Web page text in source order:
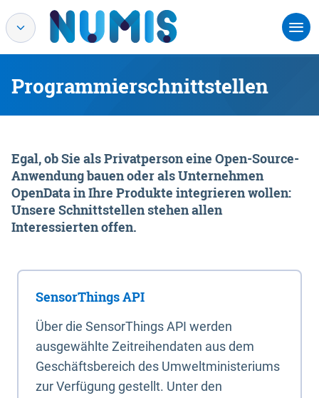
Programmierschnittstellen
Egal, ob Sie als Privatperson eine Open-Source-
Anwendung bauen oder als Unternehmen
OpenData in Ihre Produkte integrieren wollen:
Unsere Schnittstellen stehen allen
Interessierten offen.
SensorThings API
Über die SensorThings API werden
ausgewählte Zeitreihendaten aus dem
Geschäftsbereich des Umweltministeriums
zur Verfügung gestellt. Unter den